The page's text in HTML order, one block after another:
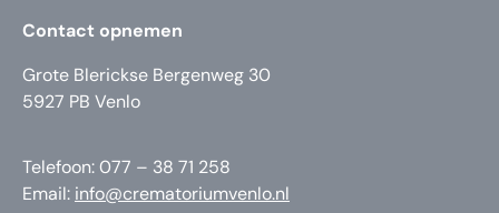
Contact opnemen
Grote Blerickse Bergenweg 30
5927 PB Venlo
Telefoon: 077 – 38 71 258
Email: info@crematoriumvenlo.nl